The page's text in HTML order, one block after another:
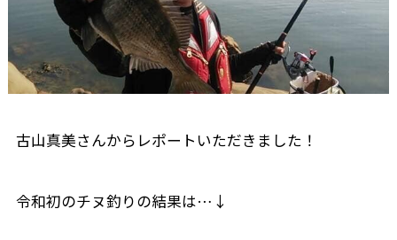
古山真美さんからレポートいただきました！
令和初のチヌ釣りの結果は…↓